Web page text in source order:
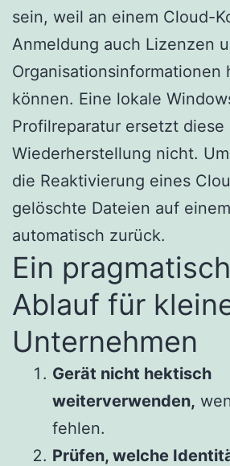
sein, weil an einem Cloud-
Anmeldung auch Lizenzen
Organisationsinformationen
können. Eine lokale
Profilreparatur ersetzt diese
Wiederherstellung nicht.
die Reaktivierung eines
gelöschte Dateien auf
automatisch zurück.
Ein
Ablauf für
Unternehmen
Gerät nicht hektisch
weiterverwenden,
fehlen.
Prüfen, welche